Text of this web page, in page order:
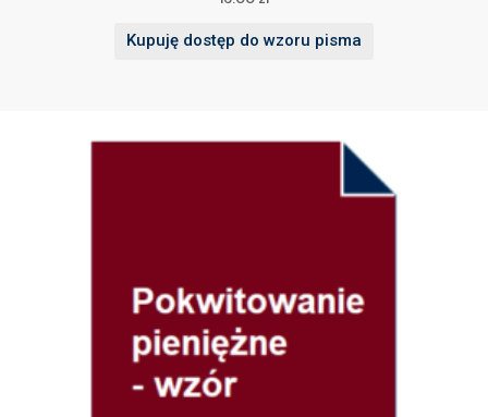
Kupuję dostęp do wzoru pisma